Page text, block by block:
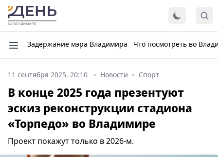
Задержание мэра Владимира Что посмотреть во
11 сентября 2025, 20:10 Новости Спорт
В конце 2025 года презентуют
эскиз реконструкции стадиона
«Торпедо» во Владимире
Проект покажут только в 2026-м.